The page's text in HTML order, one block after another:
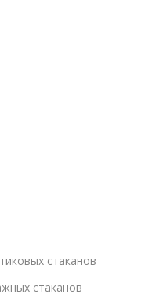
стаканов
стаканов